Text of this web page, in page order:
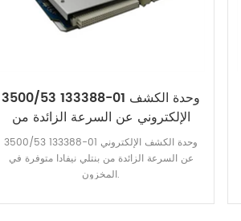
3500/53 133388-01 وحدة الكشف
الإلكتروني عن السرعة الزائدة من
بنتلي نيفادا3500/53 133388-01 وحدة الكشف الإلكتروني
عن السرعة الزائدة من بنتلي نيفادا متوفرة في
المخزون.